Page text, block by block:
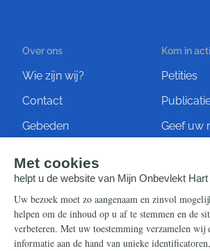
Over ons
Wie zijn wij?
Contact
Gebeden
Kom in
Petities
Geef uw
Steun ons
Nieuwsbrief
Eenmalig
Info
Contact
Ontvang